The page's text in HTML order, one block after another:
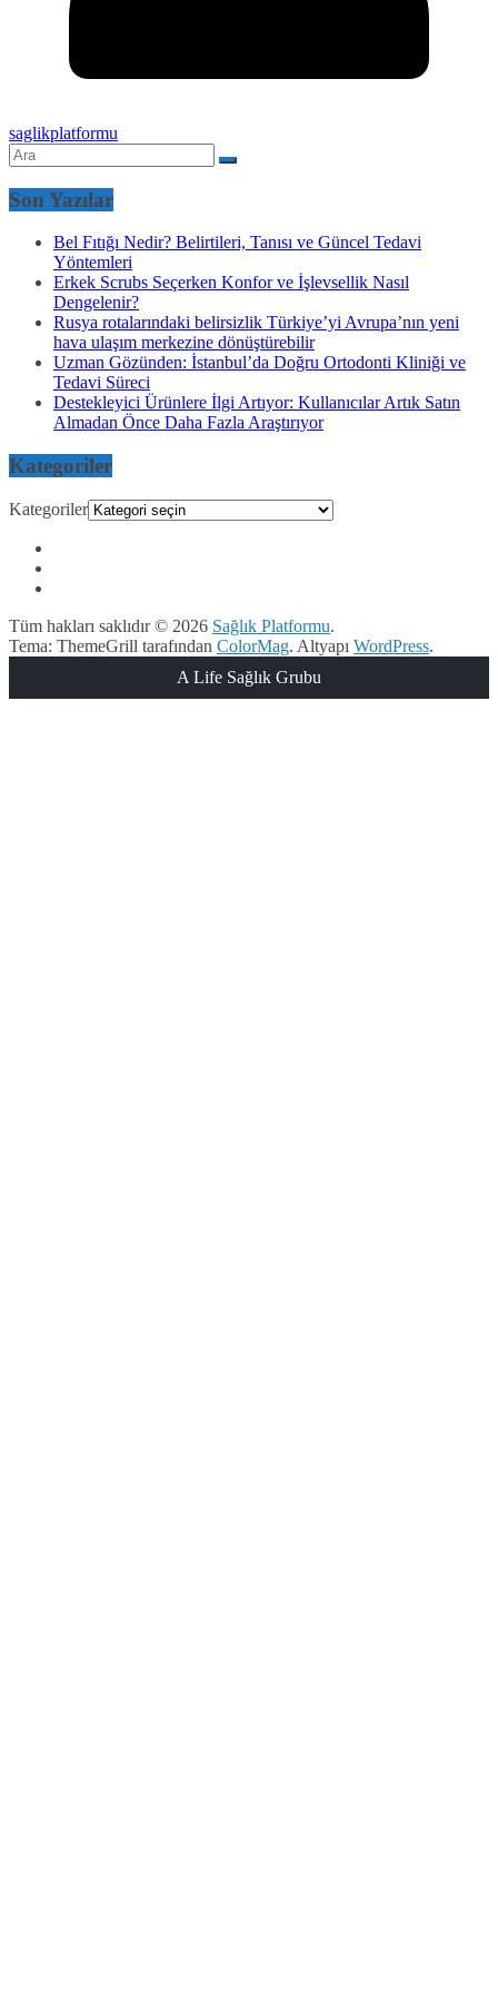
saglikplatformu
Son Yazılar
Bel Fıtığı Nedir? Belirtileri, Tanısı ve Güncel Tedavi
Yöntemleri
Erkek Scrubs Seçerken Konfor ve İşlevsellik Nasıl
Dengelenir?
Rusya rotalarındaki belirsizlik Türkiye’yi Avrupa’nın yeni
hava ulaşım merkezine dönüştürebilir
Uzman Gözünden: İstanbul’da Doğru Ortodonti Kliniği ve
Tedavi Süreci
Destekleyici Ürünlere İlgi Artıyor: Kullanıcılar Artık Satın
Almadan Önce Daha Fazla Araştırıyor
Kategoriler
Kategoriler
Tüm hakları saklıdır © 2026 Sağlık Platformu.
Tema: ThemeGrill tarafından ColorMag. Altyapı WordPress.
A Life Sağlık Grubu